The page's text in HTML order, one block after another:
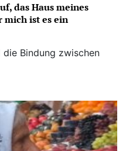
das Haus meines
mich ist es ein
die Bindung zwischen